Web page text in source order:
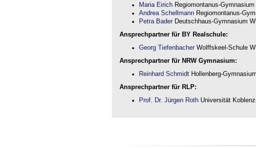
Maria Eirich Regiomontanus-
Andrea Schellmann Regiomontanus-
Petra Bader Deutschhaus-Gymnasium
Ansprechpartner für BY Realschule:
Georg Tiefenbacher Wolffskeel-Schule
Ansprechpartner für NRW Gymnasium:
Reinhard Schmidt Hollenberg-
Ansprechpartner für RLP:
Prof. Dr. Jürgen Roth Universität